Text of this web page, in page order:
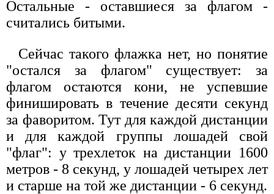
Остальные - оставшиеся за флагом -
считались битыми.
Сейчас такого флажка нет, но понятие
"остался за флагом" существует: за
флагом остаются кони, не успевшие
финишировать в течение десяти секунд
за фаворитом. Тут для каждой дистанции
и для каждой группы лошадей свой
"флаг": у трехлеток на дистанции 1600
метров - 8 секунд, у лошадей четырех лет
и старше на той же дистанции - 6 секунд.